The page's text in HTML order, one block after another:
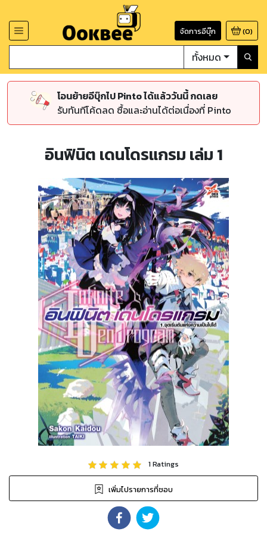
จัดการอีบุ๊ก (0)
ทั้งหมด
โอนย้ายอีบุ๊กไป Pinto ได้แล้ววันนี้ กดเลย
รับทันทีโค้ดลด ซื้อและอ่านได้ต่อเนื่องที่ Pinto
อินฟินิต เดนโดรแกรม เล่ม 1
1Ratings
เพิ่มไปรายการที่ชอบ